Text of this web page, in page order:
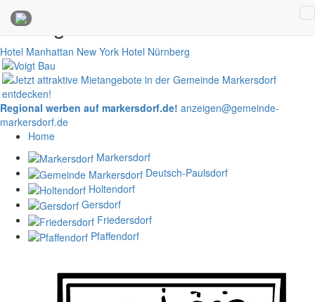
Anzeigen
Hotel Manhattan New York Hotel Nürnberg
Regional werben auf markersdorf.de! anzeigen@gemeinde-
markersdorf.de
Home
Markersdorf
Deutsch-Paulsdorf
Holtendorf
Gersdorf
Friedersdorf
Pfaffendorf